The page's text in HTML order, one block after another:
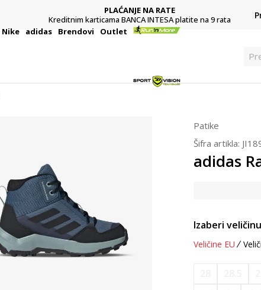
PLAĆANJE NA RATE
Kreditnim karticama BANCA INTESA platite na 9 rata
Nike adidas Brendovi Outlet
Patike
Šifra artikla:
adidas
Izaberi
Veličine EU